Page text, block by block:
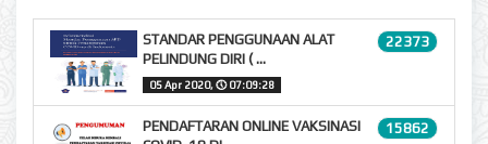
22373
STANDAR PENGGUNAAN ALAT
PELINDUNG DIRI ( ...
05 Apr 2020,🕔07:09:28
15862
PENDAFTARAN ONLINE VAKSINASI